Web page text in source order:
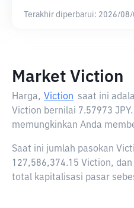
Terakhir diperbarui: 2026/08/
Market Viction
Harga, Viction saat ini
Viction bernilai 7.57973
memungkinkan Anda
Saat ini jumlah pasokan
127,586,374.15 Viction,
total kapitalisasi pasar